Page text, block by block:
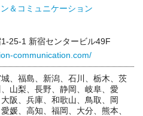
＆コミュニケーション
25-1 新宿センタービル49F
communication.com/
、福島、新潟、石川、栃木、茨
山梨、長野、静岡、岐阜、愛
阪、兵庫、和歌山、鳥取、岡
媛、高知、福岡、大分、熊本、